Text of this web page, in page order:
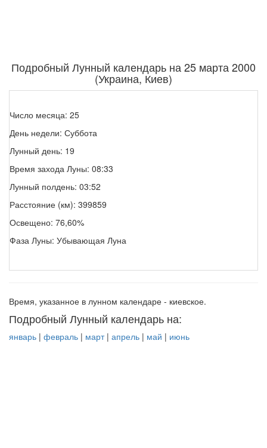
Подробный Лунный календарь на 25 марта 2000
(Украина, Киев)
Число месяца: 25
День недели: Суббота
Лунный день: 19
Время захода Луны: 08:33
Лунный полдень: 03:52
Расстояние (км): 399859
Освещено: 76,60%
Фаза Луны: Убывающая Луна
Время, указанное в лунном календаре - киевское.
Подробный Лунный календарь на:
январь | февраль | март| апрель | май | июнь